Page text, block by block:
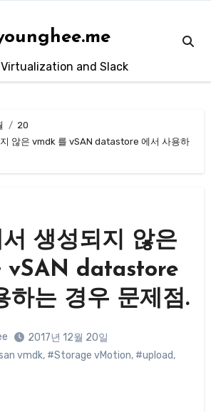
and Slack
20
않은 vmdk 를 vSAN datastore 에서 사용하
생성되지 않은
vSAN datastore
하는 경우 문제점.
2017년 12월 20일
vmdk, #Storage vMotion, #upload,